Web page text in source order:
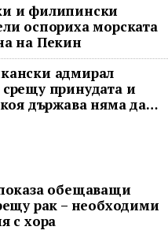
и филипински
оспориха морската
на Пекин
адмирал
принудата и
държава няма да
обещаващи
рак – необходими
с хора